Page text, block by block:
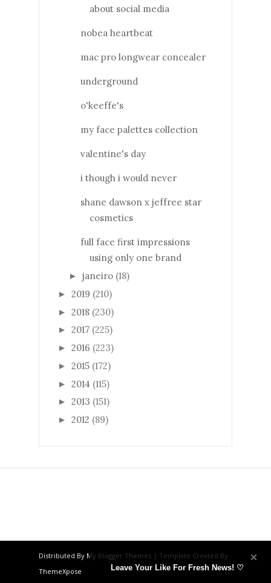
about social media
nobea heartbeat
mac pro longwear concealer
underground
o'keeffe's
my face palettes collection
valentine's day
i though i would never
shane dawson x jeffree star
cosmetics
full face first impressions
using only one brand
► janeiro (18)
► 2019 (210)
► 2018 (230)
► 2017 (225)
► 2016 (223)
► 2015 (172)
► 2014 (115)
► 2013 (151)
► 2012 (89)
Distributed By My Blogger Themes | Template Created By
ThemeXpose
Leave Your Like For Fresh News! ♡